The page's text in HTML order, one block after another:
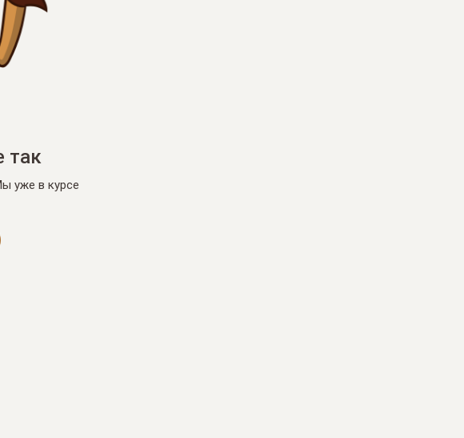
так
уже в курсе